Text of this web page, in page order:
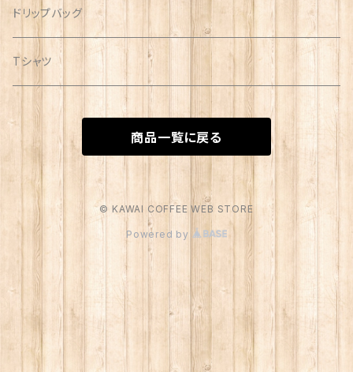
ドリップバッグ
Tシャツ
商品一覧に戻る
© KAWAI COFFEE WEB STORE
Powered by